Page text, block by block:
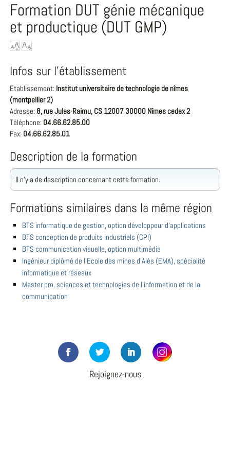
Formation DUT génie mécanique
et productique (DUT GMP)
Infos sur l'établissement
Etablissement: Institut universitaire de technologie de nîmes
(montpellier 2)
Adresse: 8, rue Jules-Raimu, CS 12007 30000 Nîmes cedex 2
Téléphone: 04.66.62.85.00
Fax: 04.66.62.85.01
Description de la formation
Il n'y a de description concernant cette formation.
Formations similaires dans la même région
BTS informatique de gestion, option développeur d'applications
BTS conception de produits industriels (CPI)
BTS communication visuelle, option multimédia
Ingénieur diplômé de l'Ecole des mines d'Alès (EMA), spécialité
informatique et réseaux
Master pro. sciences et technologies de l'information et de la
communication
Rejoignez-nous